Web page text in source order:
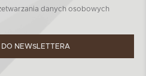
danych osobowych
DO NEWSLETTERA